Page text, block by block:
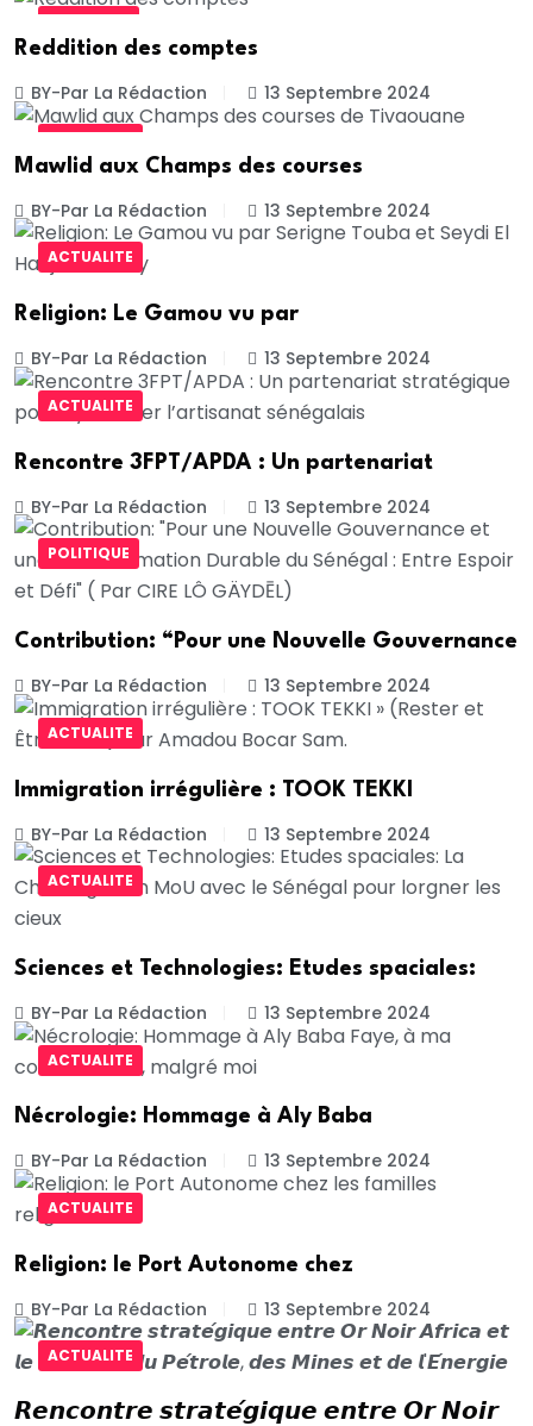
POLITIQUE
Reddition des comptes
BY-Par La Rédaction 13 Septembre 2024
ACTUALITE
Mawlid aux Champs des courses
BY-Par La Rédaction 13 Septembre 2024
ACTUALITE
Religion: Le Gamou vu par
BY-Par La Rédaction 13 Septembre 2024
ACTUALITE
Rencontre 3FPT/APDA : Un partenariat
BY-Par La Rédaction 13 Septembre 2024
POLITIQUE
Contribution: “Pour une Nouvelle Gouvernance
BY-Par La Rédaction 13 Septembre 2024
ACTUALITE
Immigration irrégulière : TOOK TEKKI
BY-Par La Rédaction 13 Septembre 2024
ACTUALITE
Sciences et Technologies: Etudes spaciales:
BY-Par La Rédaction 13 Septembre 2024
ACTUALITE
Nécrologie: Hommage à Aly Baba
BY-Par La Rédaction 13 Septembre 2024
ACTUALITE
Religion: le Port Autonome chez
BY-Par La Rédaction 13 Septembre 2024
ACTUALITE
𝙍𝙚𝙣𝙘𝙤𝙣𝙩𝙧𝙚 𝙨𝙩𝙧𝙖𝙩𝙚́𝙜𝙞𝙦𝙪𝙚 𝙚𝙣𝙩𝙧𝙚 𝙊𝙧 𝙉𝙤𝙞𝙧